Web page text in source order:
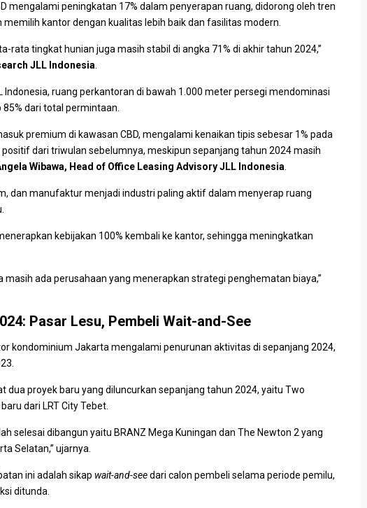
mengalami peningkatan 17% dalam penyerapan ruang, didorong oleh tren
memilih kantor dengan kualitas lebih baik dan fasilitas modern.
rata tingkat hunian juga masih stabil di angka 71% di akhir tahun 2024,”
JLL Indonesia
Indonesia, ruang perkantoran di bawah 1.000 meter persegi mendominasi
dari total permintaan.
premium di kawasan CBD, mengalami kenaikan tipis sebesar 1% pada
dari triwulan sebelumnya, meskipun sepanjang tahun 2024 masih
Wibawa, Head of Office Leasing Advisory JLL Indonesia
dan manufaktur menjadi industri paling aktif dalam menyerap ruang
kebijakan 100% kembali ke kantor, sehingga meningkatkan
masih ada perusahaan yang menerapkan strategi penghematan biaya,”
Pasar Lesu, Pembeli Wait-and-See
kondominium Jakarta mengalami penurunan aktivitas di sepanjang 2024,
dua proyek baru yang diluncurkan sepanjang tahun 2024, yaitu Two
dari LRT City Tebet
selesai dibangun yaitu BRANZ Mega Kuningan dan The Newton 2 yang
Selatan,” ujarnya.
ini adalah sikap wait-and-seedari calon pembeli selama periode pemilu,
ditunda.